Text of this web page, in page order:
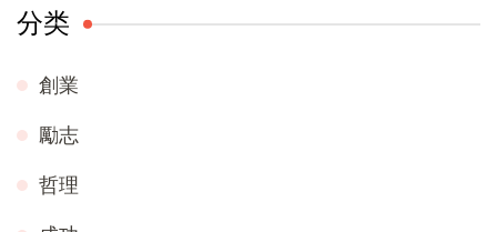
分类
創業
勵志
哲理